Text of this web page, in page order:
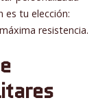
es tu elección:
resistencia.